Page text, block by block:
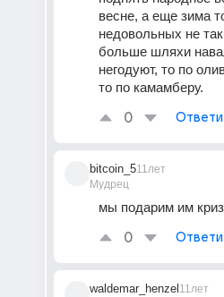
весне, а еще зима
недовольных не
больше шляхи
негодуют, то по
то по камамберу.
0
bitcoin_5
Мудрец
11лет
мы подарим им
0
waldemar_henzel 11лет